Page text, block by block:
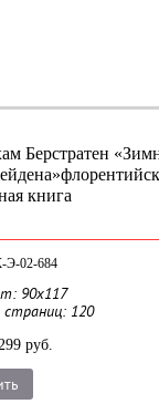
Берстратен
книга
Э-02-684
90х117
страниц: 120
руб.